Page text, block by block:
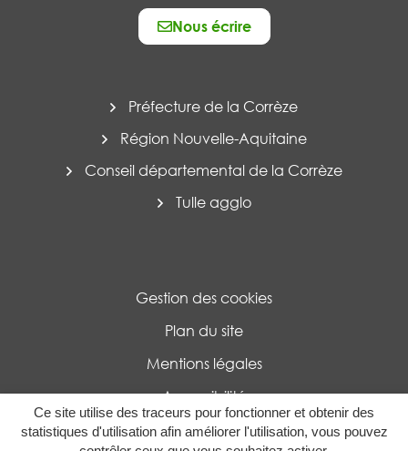
Ce site utilise des traceurs pour fonctionner et obtenir des
statistiques d'utilisation afin améliorer l'utilisation, vous pouvez
Nous écrire
Préfecture de la Corrèze
Région Nouvelle-Aquitaine
Conseil départemental de la Corrèze
Tulle agglo
Gestion des cookies
Plan du site
Mentions légales
Accessibilité
Politique de confidentialité